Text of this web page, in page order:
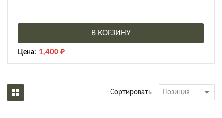
В КОРЗИНУ
Цена: 1,400 ₽
Сортировать